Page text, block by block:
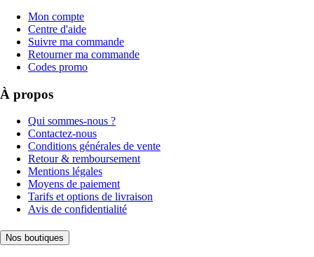
Mon compte
Centre d'aide
Suivre ma commande
Retourner ma commande
Codes promo
À propos
Qui sommes-nous ?
Contactez-nous
Conditions générales de vente
Retour & remboursement
Mentions légales
Moyens de paiement
Tarifs et options de livraison
Avis de confidentialité
Nos boutiques